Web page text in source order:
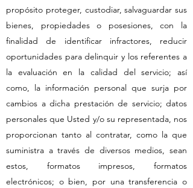
propósito proteger, custodiar, salvaguardar sus
bienes, propiedades o posesiones, con la
finalidad de identificar infractores, reducir
oportunidades para delinquir y los referentes a
la evaluación en la calidad del servicio; así
como, la información personal que surja por
cambios a dicha prestación de servicio; datos
personales que Usted y/o su representada, nos
proporcionan tanto al contratar, como la que
suministra a través de diversos medios, sean
estos, formatos impresos, formatos
electrónicos; o bien, por una transferencia o